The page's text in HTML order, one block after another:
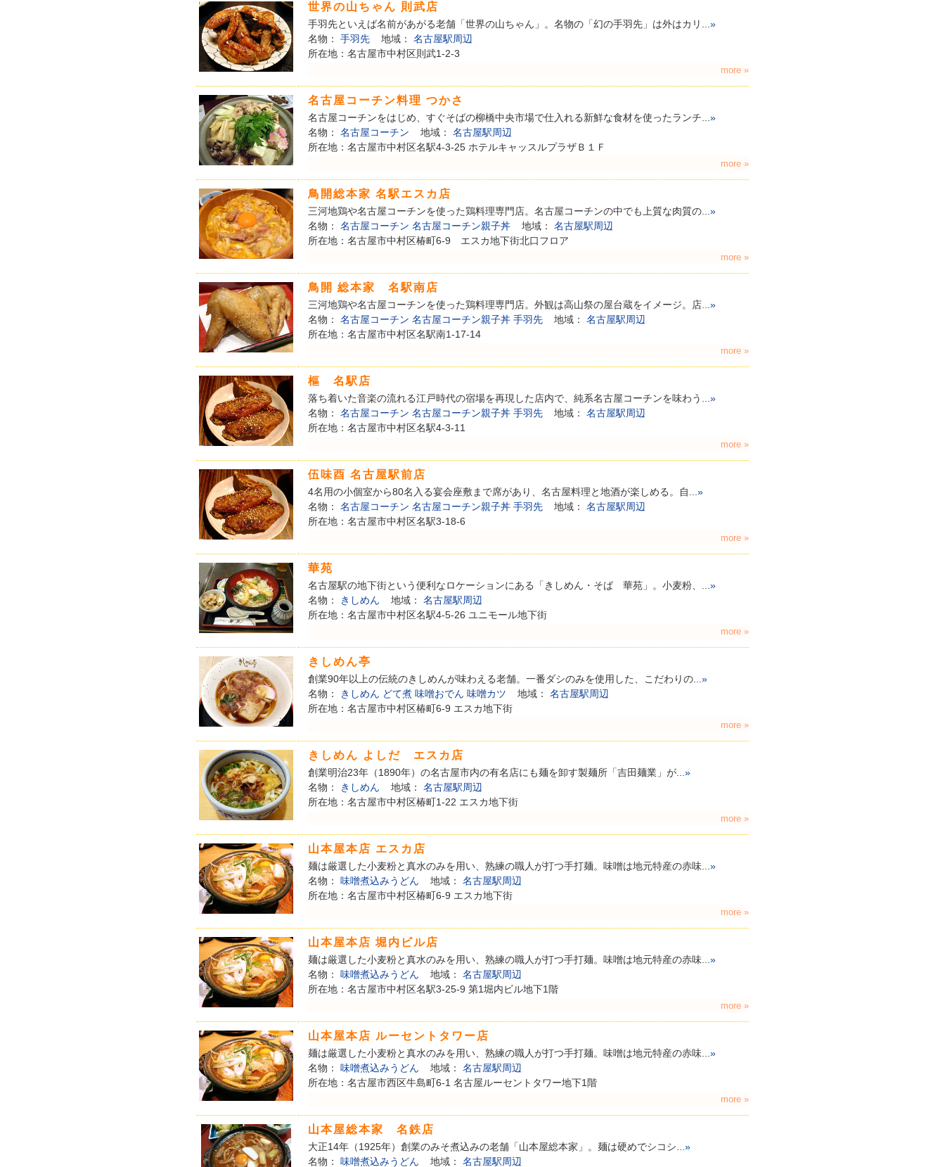
世界の山ちゃん 則武店
手羽先といえば名前があがる老舗「世界の山ちゃん」。名物の「幻の手羽先」は外はカリ... »
名物： 手羽先 地域： 名古屋駅周辺
所在地：名古屋市中村区則武1-2-3
more »
名古屋コーチン料理 つかさ
名古屋コーチンをはじめ、すぐそばの柳橋中央市場で仕入れる新鮮な食材を使ったランチ... »
名物： 名古屋コーチン 地域： 名古屋駅周辺
所在地：名古屋市中村区名駅4-3-25 ホテルキャッスルプラザＢ１Ｆ
more »
鳥開総本家 名駅エスカ店
三河地鶏や名古屋コーチンを使った鶏料理専門店。名古屋コーチンの中でも上質な肉質の... »
名物： 名古屋コーチン 名古屋コーチン親子丼 地域： 名古屋駅周辺
所在地：名古屋市中村区椿町6-9 エスカ地下街北口フロア
more »
鳥開 総本家 名駅南店
三河地鶏や名古屋コーチンを使った鶏料理専門店。外観は高山祭の屋台蔵をイメージ。店... »
名物： 名古屋コーチン 名古屋コーチン親子丼 手羽先 地域： 名古屋駅周辺
所在地：名古屋市中村区名駅南1-17-14
more »
樞 名駅店
落ち着いた音楽の流れる江戸時代の宿場を再現した店内で、純系名古屋コーチンを味わう... »
名物： 名古屋コーチン 名古屋コーチン親子丼 手羽先 地域： 名古屋駅周辺
所在地：名古屋市中村区名駅4-3-11
more »
伍味酉 名古屋駅前店
4名用の小個室から80名入る宴会座敷まで席があり、名古屋料理と地酒が楽しめる。自... »
名物： 名古屋コーチン 名古屋コーチン親子丼 手羽先 地域： 名古屋駅周辺
所在地：名古屋市中村区名駅3-18-6
more »
華苑
名古屋駅の地下街という便利なロケーションにある「きしめん・そば 華苑」。小麦粉、... »
名物：
きしめん 地域： 名古屋駅周辺
所在地：名古屋市中村区名駅4-5-26 ユニモール地下街
more »
きしめん亭
創業90年以上の伝統のきしめんが味わえる老舗。一番ダシのみを使用した、こだわりの... »
名物：
きしめん どて煮 味噌おでん 味噌カツ 地域： 名古屋駅周辺
所在地：名古屋市中村区椿町6-9 エスカ地下街
more »
きしめん よしだ エスカ店
創業明治23年（1890年）の名古屋市内の有名店にも麺を卸す製麺所「吉田麺業」が... »
名物：
きしめん 地域： 名古屋駅周辺
所在地：名古屋市中村区椿町1-22 エスカ地下街
more »
山本屋本店 エスカ店
麺は厳選した小麦粉と真水のみを用い、熟練の職人が打つ手打麺。味噌は地元特産の赤味... »
名物： 味噌煮込みうどん 地域： 名古屋駅周辺
所在地：名古屋市中村区椿町6-9 エスカ地下街
more »
山本屋本店 堀内ビル店
麺は厳選した小麦粉と真水のみを用い、熟練の職人が打つ手打麺。味噌は地元特産の赤味... »
名物： 味噌煮込みうどん 地域： 名古屋駅周辺
所在地：名古屋市中村区名駅3-25-9 第1堀内ビル地下1階
more »
山本屋本店 ルーセントタワー店
麺は厳選した小麦粉と真水のみを用い、熟練の職人が打つ手打麺。味噌は地元特産の赤味... »
名物： 味噌煮込みうどん 地域： 名古屋駅周辺
所在地：名古屋市西区牛島町6-1 名古屋ルーセントタワー地下1階
more »
山本屋総本家 名鉄店
大正14年（1925年）創業のみそ煮込みの老舗「山本屋総本家」。麺は硬めでシコシ... »
名物： 味噌煮込みうどん 地域： 名古屋駅周辺